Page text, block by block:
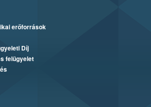
erőforrások
Díj
felügyelet